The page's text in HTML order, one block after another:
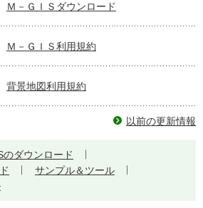
Ｍ－ＧＩＳダウンロード
Ｍ－ＧＩＳ利用規約
背景地図利用規約
以前の更新情報
のダウンロード
サンプル＆ツール